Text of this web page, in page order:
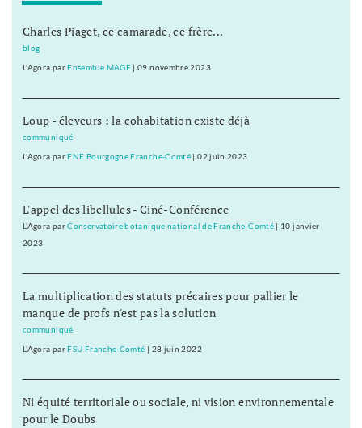
Charles Piaget, ce camarade, ce frère...
blog
L'Agora par Ensemble MAGE |09 novembre 2023
Loup - éleveurs : la cohabitation existe déjà
communiqué
L'Agora par FNE Bourgogne Franche-Comté |02 juin 2023
L'appel des libellules - Ciné-Conférence
L'Agora parConservatoire botanique national de Franche-Comté| 10 janvier
2023
La multiplication des statuts précaires pour pallier le
manque de profs n'est pas la solution
communiqué
L'Agora par FSU Franche-Comté 28 juin 2022
Ni équité territoriale ou sociale, ni vision environnementale
pour le Doubs